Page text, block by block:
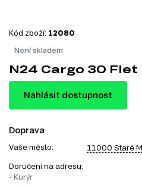
Není skladem
Kód zboží: 12080
N24 Cargo 30 Flet
Nahlásit dostupnost
Doprava
Vaše město: 11000 Staré
Doručení na adresu:
- Kurýr